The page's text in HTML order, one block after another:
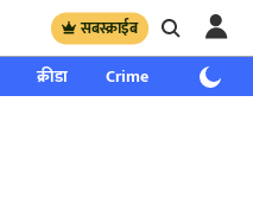
सबस्क्राईब
क्रीडा Crime साप्ताहिक